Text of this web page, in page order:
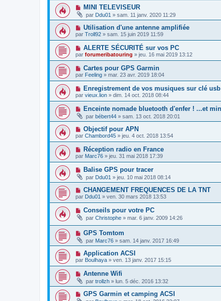
MINI TELEVISEUR
par Ddu01 » sam. 11 janv. 2020 11:29
Utilisation d'une antenne amplifiée
par Troll92 » sam. 15 juin 2019 11:59
ALERTE SÉCURITÉ sur vos PC
par forumeribatouring » jeu. 16 mai 2019 13:12
Cartes pour GPS Garmin
par Feeling » mar. 23 avr. 2019 18:04
Enregistrement de vos musiques sur clé usb
par vieux.lion » dim. 14 oct. 2018 08:44
Enceinte nomade bluetooth d'enfer ! ...et
par bébert44 » sam. 13 oct. 2018 20:01
Objectif pour APN
par Chambord45 » jeu. 4 oct. 2018 13:54
Réception radio en France
par Marc76 » jeu. 31 mai 2018 17:39
Balise GPS pour tracer
par Ddu01 » jeu. 10 mai 2018 08:14
CHANGEMENT FREQUENCES DE LA TNT
par Ddu01 » ven. 30 mars 2018 13:53
Conseils pour votre PC
par Christophe » mar. 6 janv. 2009 14:26
GPS Tomtom
par Marc76 » sam. 14 janv. 2017 16:49
Application ACSI
par Boulhaya » ven. 13 janv. 2017 15:15
Antenne Wifi
par trollzh » lun. 5 déc. 2016 13:32
GPS Garmin et camping ACSI